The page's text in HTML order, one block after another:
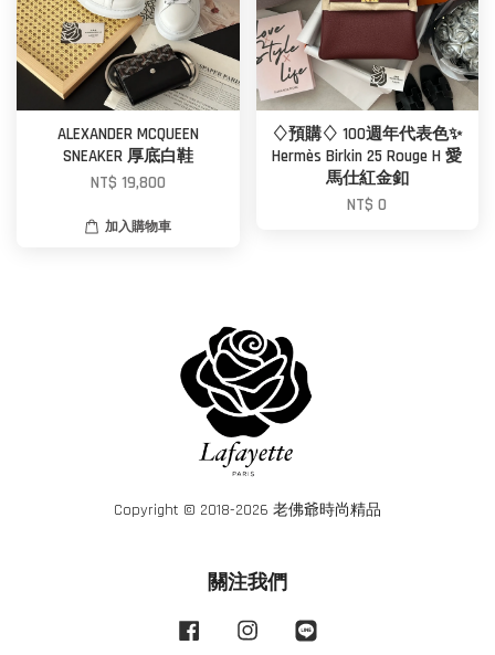
ALEXANDER MCQUEEN
SNEAKER 厚底白鞋
NT$ 19,800
加入購物車
♢預購♢ 100週年代表色✨
Hermès Birkin 25 Rouge H 愛
馬仕紅金釦
NT$ 0
Copyright © 2018-2026 老佛爺時尚精品
關注我們
Facebook Instagram